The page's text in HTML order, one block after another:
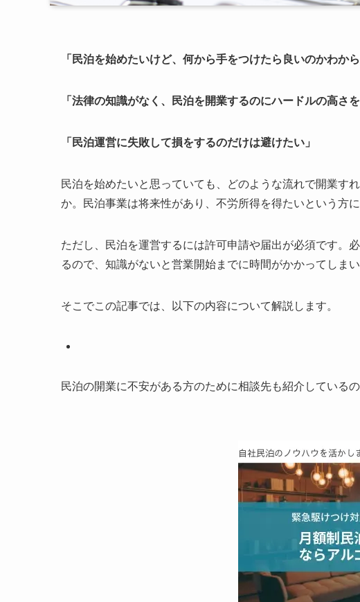
「民泊を始めたいけど、何から手をつけたら良いのかわから
「法律の知識がなく、民泊を開業するのにハードルの高さを
「民泊運営に失敗して損をするのだけは避けたい」
民泊を始めたいと思っていても、どのような流れで開業す
か。民泊事業は将来性があり、不労所得を得たいという方
ただし、民泊を運営するには許可申請や届出が必須です。
るので、知識がないと営業開始までに時間がかかってしまい
そこでこの記事では、以下の内容について解説します。
民泊の開業に不安がある方のために相談先も紹介している